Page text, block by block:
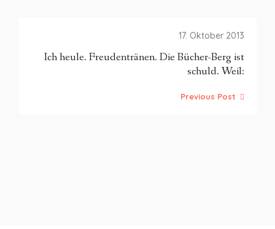
17. Oktober 2013
Ich heule. Freudentränen. Die Bücher-Berg ist
schuld. Weil:
Previous Post